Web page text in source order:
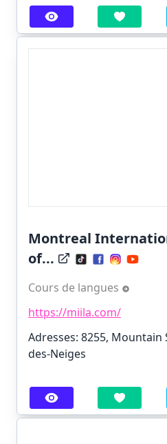
Montreal
of...
Cours de langues
https://miila.com/
Adresses: 8255, Mountain
des-Neiges